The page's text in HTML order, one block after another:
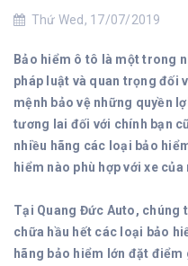
Thứ Wed, 17/07/2019
Bảo hiểm ô tô là một trong
pháp luật và quan trọng đối
mệnh bảo vệ những quyền
tương lai đối với chính bạn
nhiều hãng các loại bảo
hiểm nào phù hợp với xe
Tại Quang Đức Auto, chúng
chữa hầu hết các loại bảo
hãng bảo hiểm lớn đặt